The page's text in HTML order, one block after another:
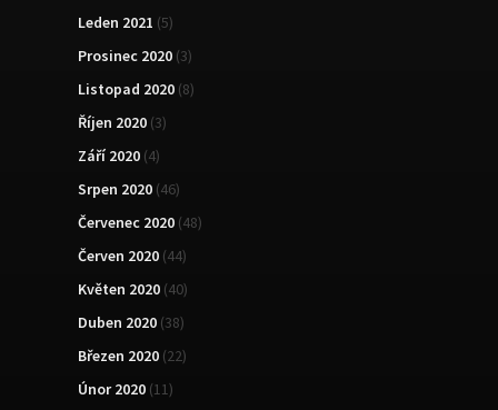
Leden 2021 (5)
Prosinec 2020 (3)
Listopad 2020 (8)
Říjen 2020 (3)
Září 2020 (4)
Srpen 2020 (46)
Červenec 2020 (48)
Červen 2020 (44)
Květen 2020 (40)
Duben 2020 (38)
Březen 2020 (22)
Únor 2020 (11)